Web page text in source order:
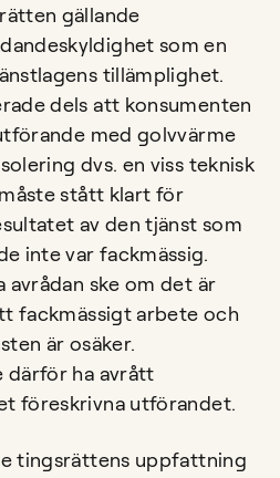
gällande
som en
tillämplighet.
dels att konsumenten
med golvvärme
dvs. en viss teknisk
stått klart för
av den tjänst som
inte var fackmässig.
avrådan ske om det är
fackmässigt arbete och
är osäker.
därför ha avrått
föreskrivna utförandet.
tingsrättens uppfattning